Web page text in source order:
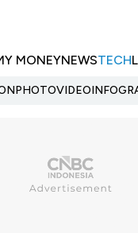
MONEYNEWSTECH
PHOTOVIDEO